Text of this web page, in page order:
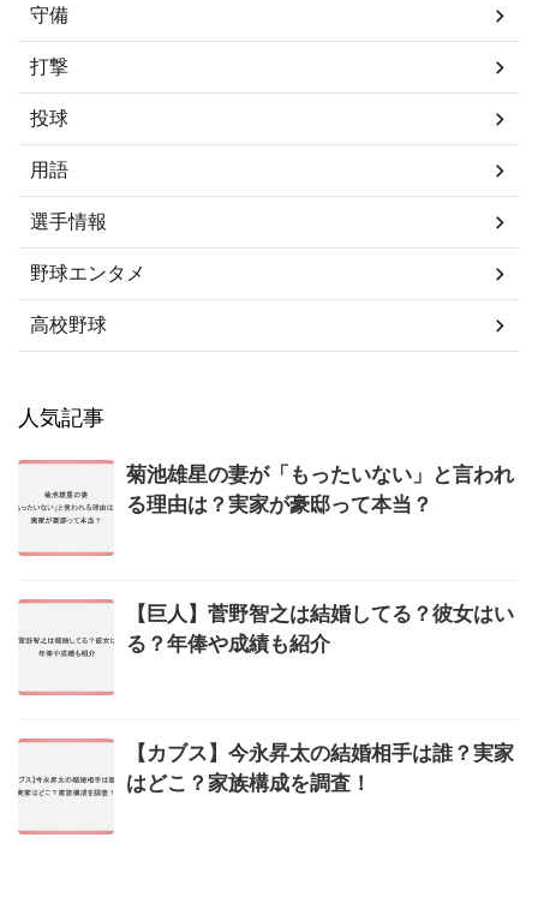
守備
打撃
投球
用語
選手情報
野球エンタメ
高校野球
人気記事
菊池雄星の妻が「もったいない」と言われ
る理由は？実家が豪邸って本当？
【巨人】菅野智之は結婚してる？彼女はい
る？年俸や成績も紹介
【カブス】今永昇太の結婚相手は誰？実家
はどこ？家族構成を調査！